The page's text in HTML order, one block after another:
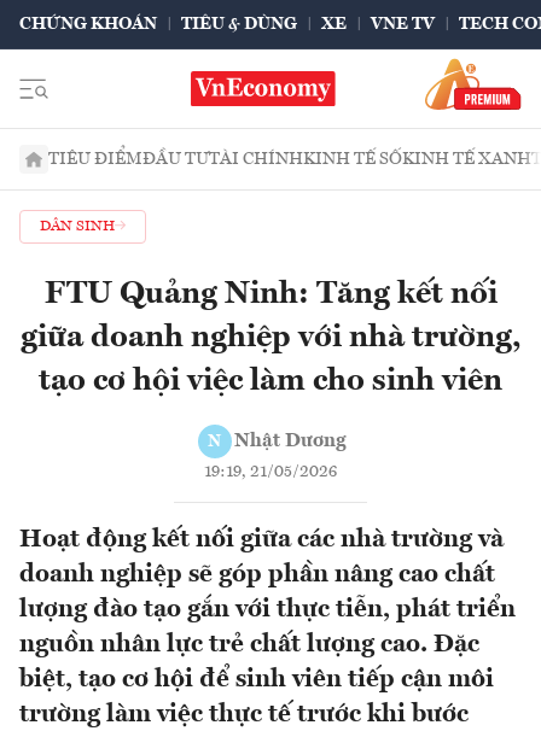
CHỨNG KHOÁN TIÊU & DÙNG XE VNE TV TECH
TIÊU ĐIỂMĐẦU TƯTÀI CHÍNHKINH TẾ SỐKINH TẾ XANH
DÂN SINH
FTU Quảng Ninh: Tăng kết nối
giữa doanh nghiệp với nhà trường,
tạo cơ hội việc làm cho sinh viên
N Nhật Dương
19:19, 21/05/2026
Hoạt động kết nối giữa các nhà trường và
doanh nghiệp sẽ góp phần nâng cao chất
lượng đào tạo gắn với thực tiễn, phát triển
nguồn nhân lực trẻ chất lượng cao. Đặc
biệt, tạo cơ hội để sinh viên tiếp cận môi
trường làm việc thực tế trước khi bước